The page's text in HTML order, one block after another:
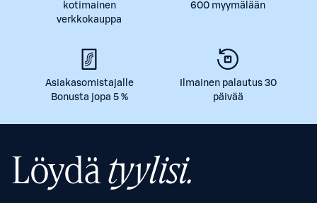
kotimainen
verkkokauppa
600 myymälään
Asiakasomistajalle
Bonusta jopa 5 %
Ilmainen palautus 30
päivää
Löydätyylisi.